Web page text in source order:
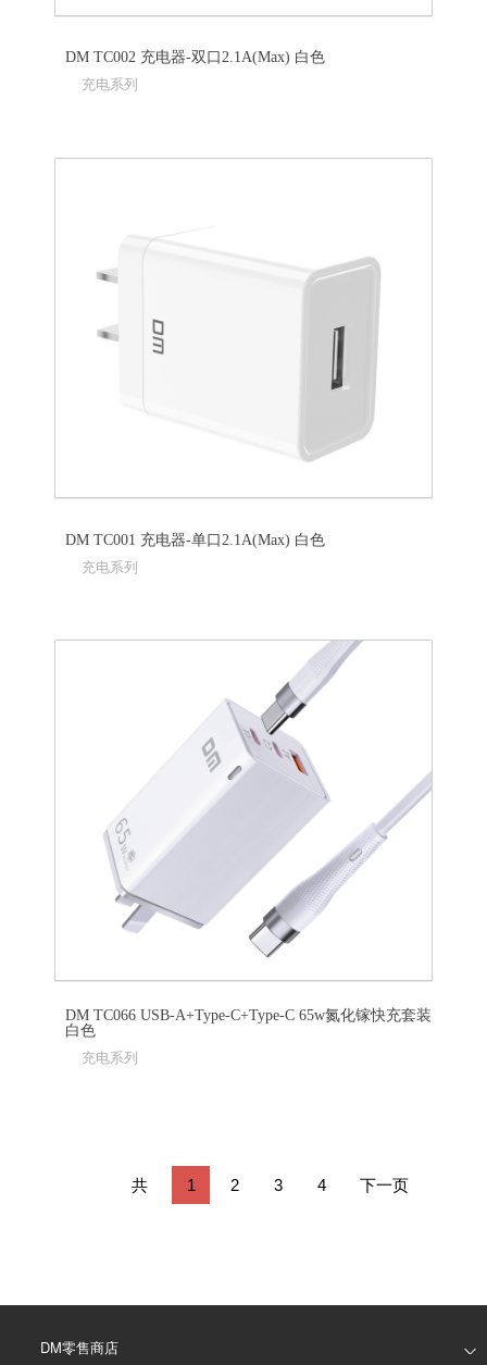
DM TC002 充电器-双口2.1A(Max) 白色
充电系列
DM TC001 充电器-单口2.1A(Max) 白色
充电系列
DM TC066 USB-A+Type-C+Type-C 65w氮化镓快充套装
白色
充电系列
共 1 2 3 4 下一页
DM零售商店